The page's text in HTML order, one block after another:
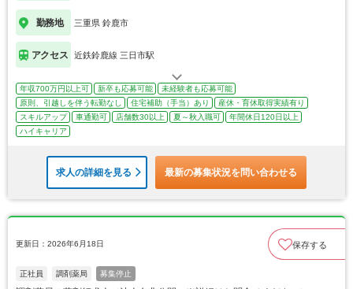
勤務地 三重県 鈴鹿市
アクセス 近鉄鈴鹿線 三日市駅
年収700万円以上可 新卒も応募可能
未経験者も応募可能
原則、引越しを伴う転勤なし
住宅補助（手当）あり
産休・育休取得実績有り
スキルアップ
車通勤可 店舗数30以上 夏～秋入職可
年間休日120日以上
ハイキャリア
求人の詳細を見る 最新の募集状況を問い合わせる
更新日：2026年6月18日 保存する
正社員 調剤薬局 募集停止